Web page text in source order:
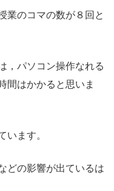
業のコマの数が８回と
，パソコン操作なれる
間はかかると思いま
います。
どの影響が出ているは